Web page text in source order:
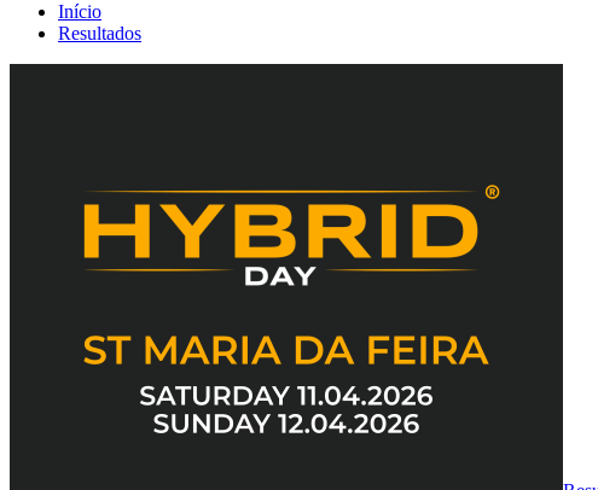
Início
Resultados